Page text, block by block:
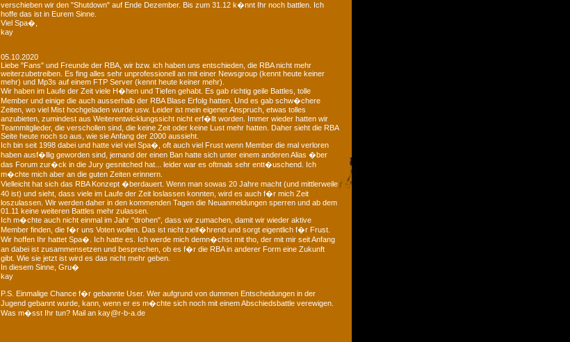
verschieben wir den "Shutdown" auf Ende Dezember. Bis zum 31.12 k�nnt Ihr noch battlen. Ich
hoffe das ist in Eurem Sinne.
Viel Spa�,
kay
05.10.2020
Liebe "Fans" und Freunde der RBA, wir bzw. ich haben uns entschieden, die RBA nicht mehr
weiterzubetreiben. Es fing alles sehr unprofessionell an mit einer Newsgroup (kennt heute keiner
mehr) und Mp3s auf einem FTP Server (kennt heute keiner mehr).
Wir haben im Laufe der Zeit viele H�hen und Tiefen gehabt. Es gab richtig geile Battles, tolle
Member und einige die auch ausserhalb der RBA Blase Erfolg hatten. Und es gab schw�chere
Zeiten, wo viel Mist hochgeladen wurde usw. Leider ist mein eigener Anspruch, etwas tolles
anzubieten, zumindest aus Weiterentwicklungssicht nicht erf�llt worden. Immer wieder hatten wir
Teammitglieder, die verschollen sind, die keine Zeit oder keine Lust mehr hatten. Daher sieht die RBA
Seite heute noch so aus, wie sie Anfang der 2000 aussieht.
Ich bin seit 1998 dabei und hatte viel viel Spa�, oft auch viel Frust wenn Member die mal verloren
haben ausf�llig geworden sind, jemand der einen Ban hatte sich unter einem anderen Alias �ber
das Forum zur�ck in die Jury gesnitched hat... leider war es oftmals sehr entt�uschend. Ich
m�chte mich aber an die guten Zeiten erinnern.
Vielleicht hat sich das RBA Konzept �berdauert. Wenn man sowas 20 Jahre macht (und mittlerweile
40 ist) und sieht, dass viele im Laufe der Zeit loslassen konnten, wird es auch f�r mich Zeit
loszulassen. Wir werden daher in den kommenden Tagen die Neuanmeldungen sperren und ab dem
01.11 keine weiteren Battles mehr zulassen.
Ich m�chte auch nicht einmal im Jahr "drohen", dass wir zumachen, damit wir wieder aktive
Member finden, die f�r uns Voten wollen. Das ist nicht zielf�hrend und sorgt eigentlich f�r Frust.
Wir hoffen Ihr hattet Spa�. Ich hatte es. Ich werde mich demn�chst mit tho, der mit mir seit Anfang
an dabei ist zusammensetzen und besprechen, ob es f�r die RBA in anderer Form eine Zukunft
gibt. Wie sie jetzt ist wird es das nicht mehr geben.
In diesem Sinne, Gru�
kay
P.S. Einmalige Chance f�r gebannte User. Wer aufgrund von dummen Entscheidungen in der
Jugend gebannt wurde, kann, wenn er es m�chte sich noch mit einem Abschiedsbattle verewigen.
Was m�sst Ihr tun? Mail an kay@r-b-a.de